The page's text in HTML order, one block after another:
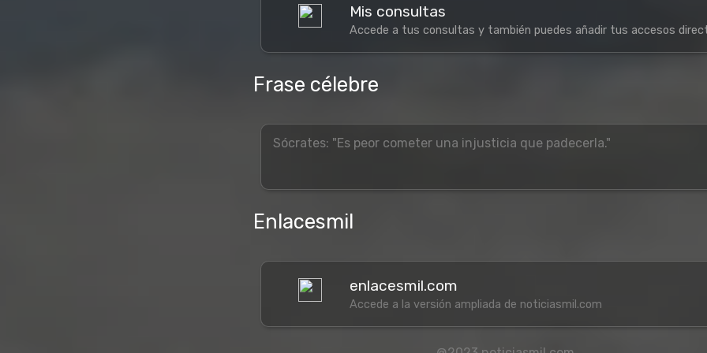
Mis consultas
Accede a tus consultas y también puedes añadir tus accesos
Frase célebre
Sócrates: "Es peor cometer una injusticia que padecerla."
Enlacesmil
enlacesmil.com
Accede a la versión ampliada de noticiasmil.com